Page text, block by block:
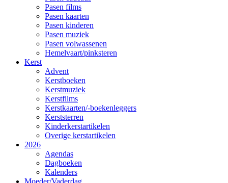
Pasen films
Pasen kaarten
Pasen kinderen
Pasen muziek
Pasen volwassenen
Hemelvaart/pinksteren
Kerst
Advent
Kerstboeken
Kerstmuziek
Kerstfilms
Kerstkaarten/-boekenleggers
Kerststerren
Kinderkerstartikelen
Overige kerstartikelen
2026
Agendas
Dagboeken
Kalenders
Moeder/Vaderdag